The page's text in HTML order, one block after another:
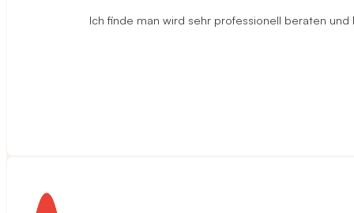
Ich finde man wird sehr professionell beraten